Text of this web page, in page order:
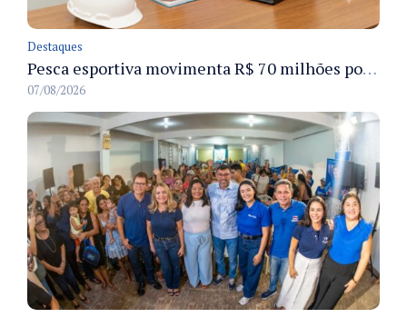
Destaques
Pesca esportiva movimenta R$ 70 milhões por ano e ganha espaço na economia sustentável do Amazonas
07/08/2026